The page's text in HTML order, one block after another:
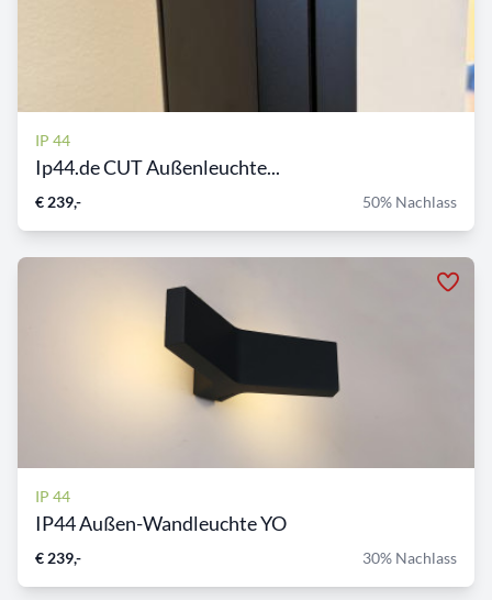
IP 44
Ip44.de CUT Außenleuchte...
€ 239,- 50% Nachlass
IP 44
IP44 Außen-Wandleuchte YO
€ 239,- 30% Nachlass